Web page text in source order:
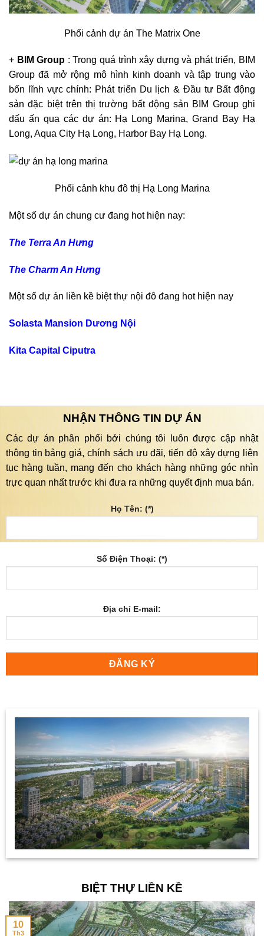
Phối cảnh dự án The Matrix One
+ BIM Group : Trong quá trình xây dựng và phát triển, BIM
Group đã mở rộng mô hình kinh doanh và tập trung vào
bốn lĩnh vực chính: Phát triển Du lịch & Đầu tư Bất động
sản đặc biệt trên thị trường bất động sản BIM Group ghi
dấu ấn qua các dự án: Hạ Long Marina, Grand Bay Hạ
Long, Aqua City Hạ Long, Harbor Bay Hạ Long.
Phối cảnh khu đô thị Hạ Long Marina
Một số dự án chung cư đang hot hiện nay:
The Terra An Hưng
The Charm An Hưng
Một số dự án liền kề biệt thự nội đô đang hot hiện nay
Solasta Mansion Dương Nội
Kita Capital Ciputra
NHẬN THÔNG TIN DỰ ÁN
Các dự án phân phối bởi chúng tôi luôn được cập nhật
thông tin bảng giá, chính sách ưu đãi, tiến độ xây dựng liên
tục hàng tuần, mang đến cho khách hàng những góc nhìn
trực quan nhất trước khi đưa ra những quyết định mua bán.
Họ Tên: (*)
Số Điện Thoại: (*)
Địa chỉ E-mail:
BIỆT THỰ LIỀN KỀ
10
Th3